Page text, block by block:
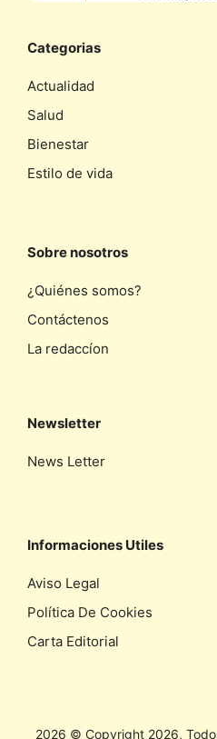
Categorias
Actualidad
Salud
Bienestar
Estilo de vida
Sobre nosotros
¿Quiénes somos?
Contáctenos
La redaccíon
Newsletter
News Letter
Informaciones Utiles
Aviso Legal
Política De Cookies
Carta Editorial
2026 © Copyright 2026,